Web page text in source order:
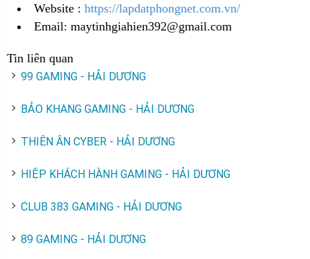
Website : https://lapdatphongnet.com.vn/
Email: maytinhgiahien392@gmail.com
Tin liên quan
99 GAMING - HẢI DƯƠNG
BẢO KHANG GAMING - HẢI DƯƠNG
THIÊN ÂN CYBER - HẢI DƯƠNG
HIỆP KHÁCH HÀNH GAMING - HẢI DƯƠNG
CLUB 383 GAMING - HẢI DƯƠNG
89 GAMING - HẢI DƯƠNG